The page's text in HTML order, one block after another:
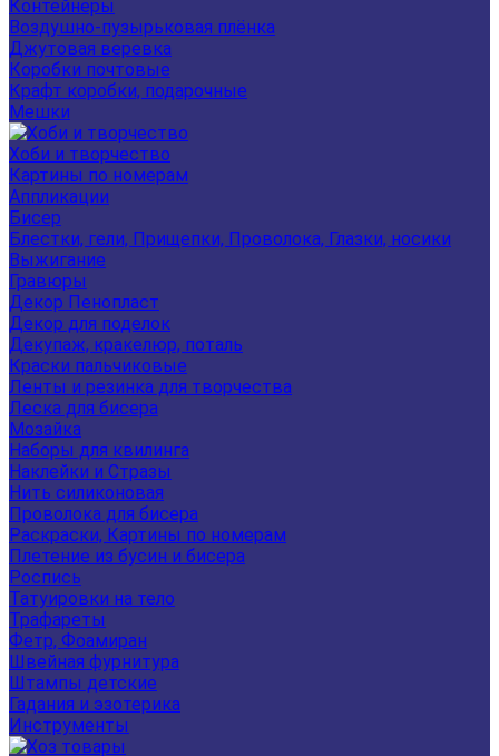
Контейнеры
Воздушно-пузырьковая плёнка
Джутовая веревка
Коробки почтовые
Крафт коробки, подарочные
Мешки
Хоби и творчество
Картины по номерам
Аппликации
Бисер
Блестки, гели, Прищепки, Проволока, Глазки, носики
Выжигание
Гравюры
Декор Пенопласт
Декор для поделок
Декупаж, кракелюр, поталь
Краски пальчиковые
Ленты и резинка для творчества
Леска для бисера
Мозайка
Наборы для квилинга
Наклейки и Стразы
Нить силиконовая
Проволока для бисера
Раскраски, Картины по номерам
Плетение из бусин и бисера
Роспись
Татуировки на тело
Трафареты
Фетр, Фоамиран
Швейная фурнитура
Штампы детские
Гадания и эзотерика
Инструменты